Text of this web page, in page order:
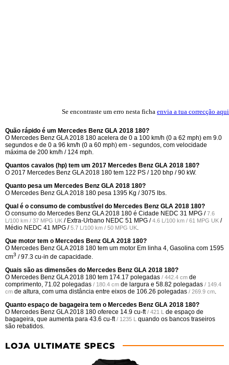
Se encontraste um erro nesta ficha envia a tua correcção aqui
Quão rápido é um Mercedes Benz GLA 2018 180?
O Mercedes Benz GLA 2018 180 acelera de 0 a 100 km/h (0 a 62 mph) em 9.0
segundos e de 0 a 96 km/h (0 a 60 mph) em - segundos, com velocidade
máxima de 200 km/h / 124 mph.
Quantos cavalos (hp) tem um 2017 Mercedes Benz GLA 2018 180?
O 2017 Mercedes Benz GLA 2018 180 tem 122 PS / 120 bhp / 90 kW.
Quanto pesa um Mercedes Benz GLA 2018 180?
O Mercedes Benz GLA 2018 180 pesa 1395 Kg / 3075 lbs.
Qual é o consumo de combustível do Mercedes Benz GLA 2018 180?
O consumo do Mercedes Benz GLA 2018 180 é Cidade NEDC 31 MPG /7.6
L/100 km / 37 MPG UK / Extra-Urbano NEDC 51 MPG /4.6 L/100 km / 61 MPG UK /
Médio NEDC 41 MPG /5.7 L/100 km / 50 MPG UK
Que motor tem o Mercedes Benz GLA 2018 180?
O Mercedes Benz GLA 2018 180 tem um motor Em linha 4, Gasolina com 1595
cm3 / 97.3 cu-in de capacidade.
Quais são as dimensões do Mercedes Benz GLA 2018 180?
O Mercedes Benz GLA 2018 180 tem 174.17 polegadas / 442.4 cm de
comprimento, 71.02 polegadas / 180.4 cm de largura e 58.82 polegadas / 149.4
cm de altura, com uma distância entre eixos de 106.26 polegadas / 269.9 cm
Quanto espaço de bagageira tem o Mercedes Benz GLA 2018 180?
O Mercedes Benz GLA 2018 180 oferece 14.9 cu-ft / 421 L de espaço de
bagageira, que aumenta para 43.6 cu-ft / 1235 L quando os bancos traseiros
são rebatidos.
LOJA ULTIMATE SPECS